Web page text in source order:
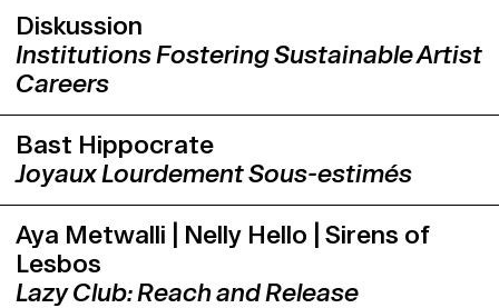
Diskussion
Institutions Fostering Sustainable Artist
Careers
Bast Hippocrate
Joyaux Lourdement Sous-estimés
Aya Metwalli | Nelly Hello | Sirens of
Lesbos
Lazy Club: Reach and Release